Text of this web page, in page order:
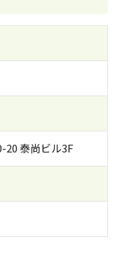
20 泰尚ビル3F